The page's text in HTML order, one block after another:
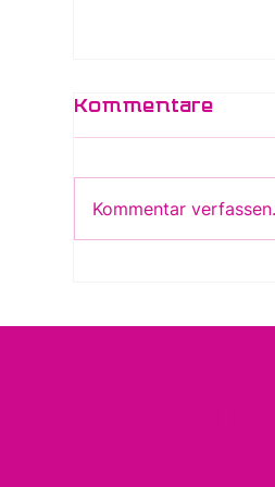
Polio zu
den USA:
Kommentare
Kommentar